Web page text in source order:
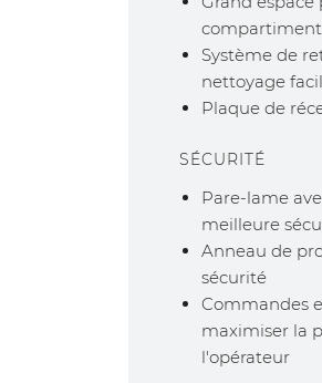
compartiment
Système de
nettoyage
Plaque de
SÉCURITÉ
Pare-lame
meilleure
Anneau de
sécurité
Commandes
maximiser la
l'opérateur